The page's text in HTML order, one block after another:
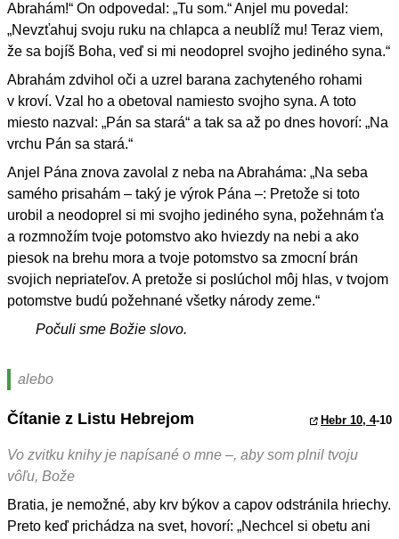
Abrahám!“ On odpovedal: „Tu som.“ Anjel mu povedal:
„Nevzťahuj svoju ruku na chlapca a neublíž mu! Teraz viem,
že sa bojíš Boha, veď si mi neodoprel svojho jediného syna.“
Abrahám zdvihol oči a uzrel barana zachyteného rohami
v kroví. Vzal ho a obetoval namiesto svojho syna. A toto
miesto nazval: „Pán sa stará“ a tak sa až po dnes hovorí: „Na
vrchu Pán sa stará.“
Anjel Pána znova zavolal z neba na Abraháma: „Na seba
samého prisahám – taký je výrok Pána –: Pretože si toto
urobil a neodoprel si mi svojho jediného syna, požehnám ťa
a rozmnožím tvoje potomstvo ako hviezdy na nebi a ako
piesok na brehu mora a tvoje potomstvo sa zmocní brán
svojich nepriateľov. A pretože si poslúchol môj hlas, v tvojom
potomstve budú požehnané všetky národy zeme.“
Počuli sme Božie slovo.
alebo
Čítanie z Listu Hebrejom Hebr 10, 4-10
Vo zvitku knihy je napísané o mne –, aby som plnil tvoju
vôľu, Bože
Bratia, je nemožné, aby krv býkov a capov odstránila hriechy.
Preto keď prichádza na svet, hovorí: „Nechcel si obetu ani